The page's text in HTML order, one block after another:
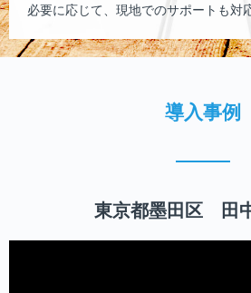
必要に応じて、現地でのサポートも対
導入事例
東京都墨田区 田